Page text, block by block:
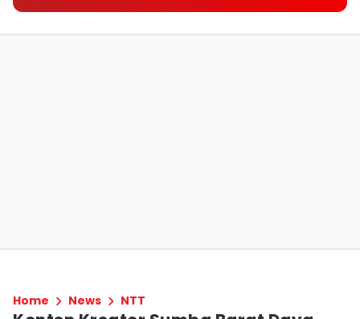
Home News NTT